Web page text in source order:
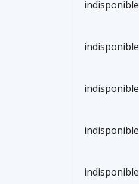
indisponible
indisponible
indisponible
indisponible
indisponible